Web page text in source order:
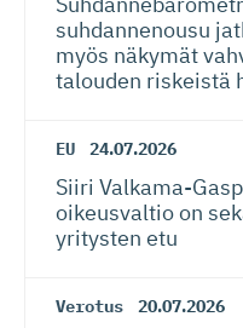
suhdannenousu
myös näkymät
talouden riskeistä
EU 24.07.2026
Siiri Valkama-
oikeusvaltio on
yritysten etu
Verotus 20.07.2026